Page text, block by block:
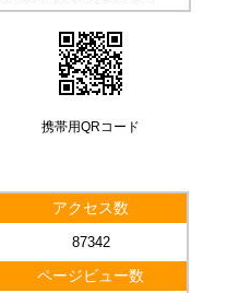
携帯用QRコード
アクセス数
87342
ページビュー数